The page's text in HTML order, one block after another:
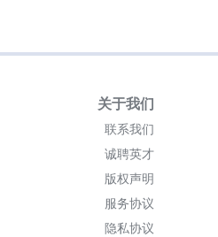
关于我们
联系我们
诚聘英才
版权声明
服务协议
隐私协议